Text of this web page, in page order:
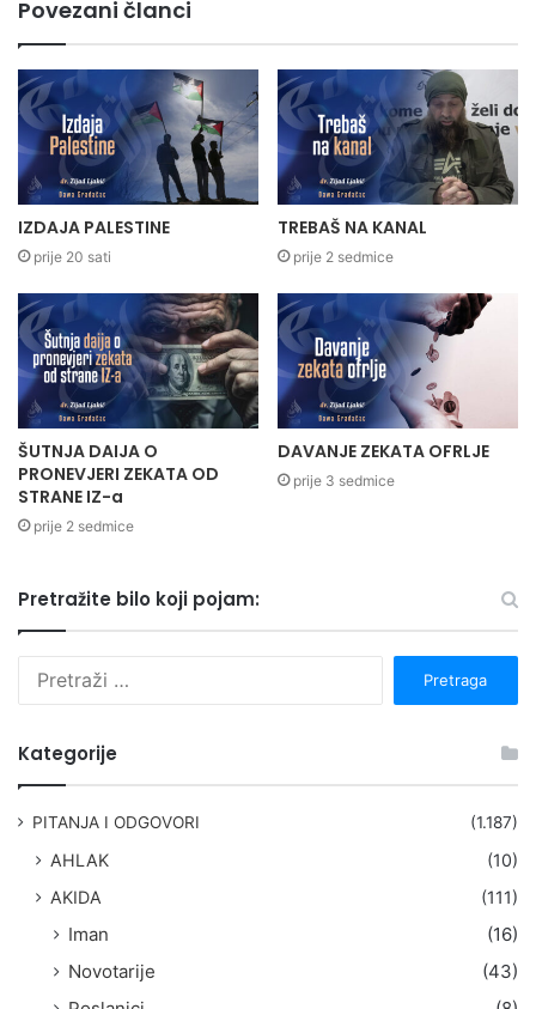
Povezani članci
IZDAJA PALESTINE
prije 20 sati
TREBAŠ NA KANAL
prije 2 sedmice
ŠUTNJA DAIJA O
PRONEVJERI ZEKATA OD
STRANE IZ-a
prije 2 sedmice
DAVANJE ZEKATA OFRLJE
prije 3 sedmice
Pretražite bilo koji pojam:
Kategorije
PITANJA I ODGOVORI (1.187)
AHLAK
(10)
AKIDA
(111)
Iman
(16)
Novotarije
(43)